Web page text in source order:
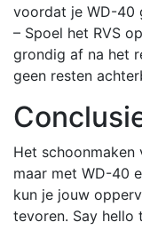
voordat je WD-40
– Spoel het RVS
grondig af na het
geen resten
Het schoonmaken
maar met WD-40
kun je jouw
tevoren. Say hello